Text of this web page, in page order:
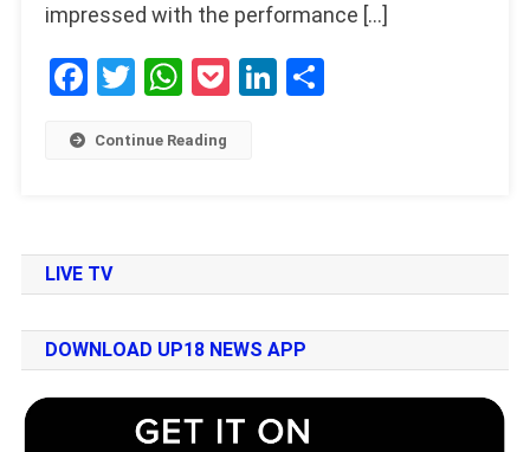
impressed with the performance […]
Facebook
Twitter
WhatsApp
PocketLinkedIn
Share
Continue Reading
LIVE TV
DOWNLOAD UP18 NEWS APP